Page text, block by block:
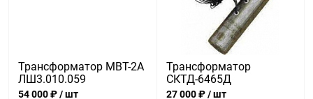
Трансформатор МВТ-2А
ЛШ3.010.059
54 000 ₽/ шт
Трансформатор
СКТД-6465Д
27 000 ₽/ шт